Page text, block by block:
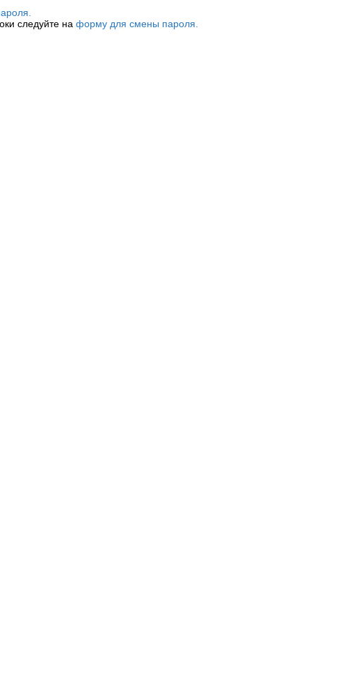
следуйте на форму для смены пароля.